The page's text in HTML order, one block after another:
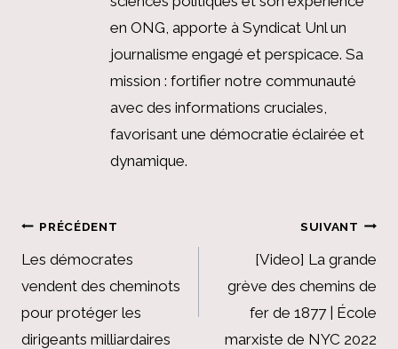
en ONG, apporte à Syndicat Unl un
journalisme engagé et perspicace. Sa
mission : fortifier notre communauté
avec des informations cruciales,
favorisant une démocratie éclairée et
dynamique.
Navigation
de
l’article
PRÉCÉDENT
Les démocrates
vendent des cheminots
pour protéger les
dirigeants milliardaires
SUIVANT
[Video] La grande
grève des chemins de
fer de 1877 | École
marxiste de NYC 2022